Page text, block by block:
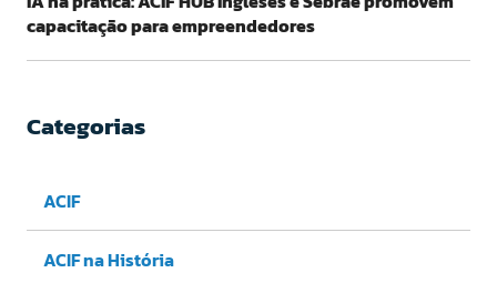
capacitação para empreendedores
Categorias
ACIF
ACIF na História